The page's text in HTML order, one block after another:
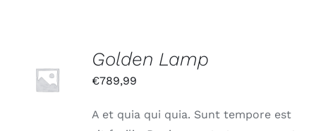
WARENKORB
Golden Lamp
€789,99
A et quia qui quia. Sunt tempore est